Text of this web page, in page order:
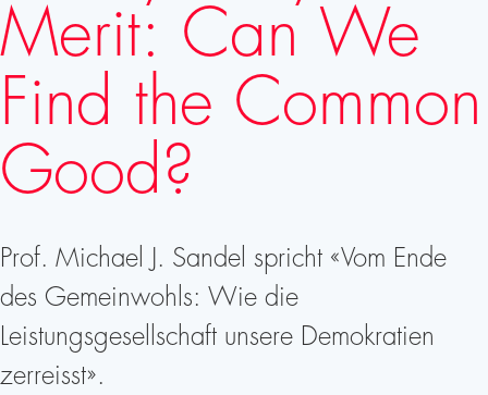
Merit: Can We
Find the Common
Good?
Prof. Michael J. Sandel spricht «Vom Ende
des Gemeinwohls: Wie die
Leistungsgesellschaft unsere Demokratien
zerreisst».